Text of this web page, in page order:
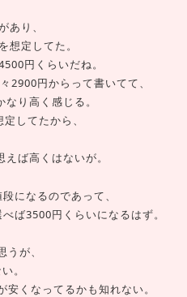
り、
定してた。
円くらいだね。
2900円からって書いてて、
り高く感じる。
してたから、
ば高くはないが。
になるのであって、
ば3500円くらいになるはず。
が、
。
くなってるかも知れない。